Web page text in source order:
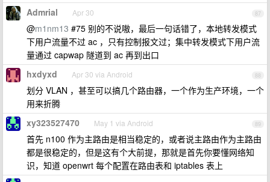
87
Admrial Apr 30
@m1nm13 #75 别的不说嗷，最后一句话错了，本地转发模式
下用户流量不过 ac ，只有控制报文过；集中转发模式下用户流
量通过 capwap 隧道到 ac 再到出口
88
hxdyxd Apr 30 via Android
划分 VLAN ，甚至可以搞几个路由器，一个作为生产环境，一个
用来折腾
89
xy323527470 May 1 via Android
首先 n100 作为主路由是相当稳定的，或者说主路由作为主路由
都是很稳定的，但是这有个大前提，那就是首先你要懂网络知
识，知道 openwrt 每个配置在路由表和 iptables 表上